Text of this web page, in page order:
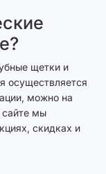
щетки и
осуществляется
можно на
сайте мы
скидках и